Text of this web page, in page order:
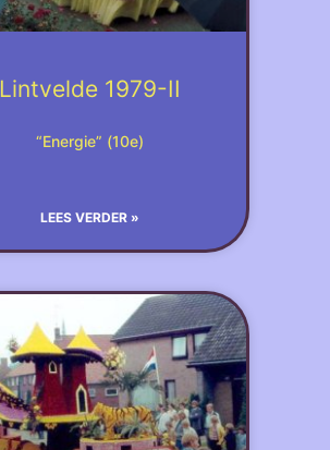
Lintvelde 1979-II
“Energie” (10e)
LEES VERDER »